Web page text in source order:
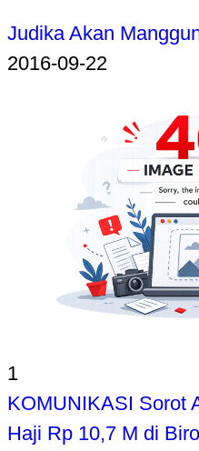
Judika Akan
2016-09-22
1
KOMUNIKASI Sorot
Haji Rp 10,7 M di